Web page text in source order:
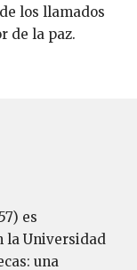
los llamados
de la paz.
es
la Universidad
una